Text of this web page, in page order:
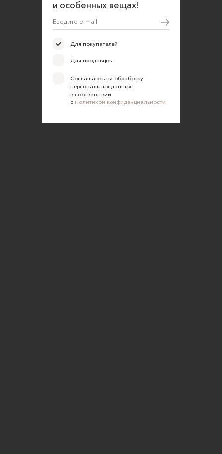
и особенных вещах!
Для покупателей
Для продавцов
Соглашаюсь на обработку
персональных данных
в соответствии
с Политикой конфиденциальности